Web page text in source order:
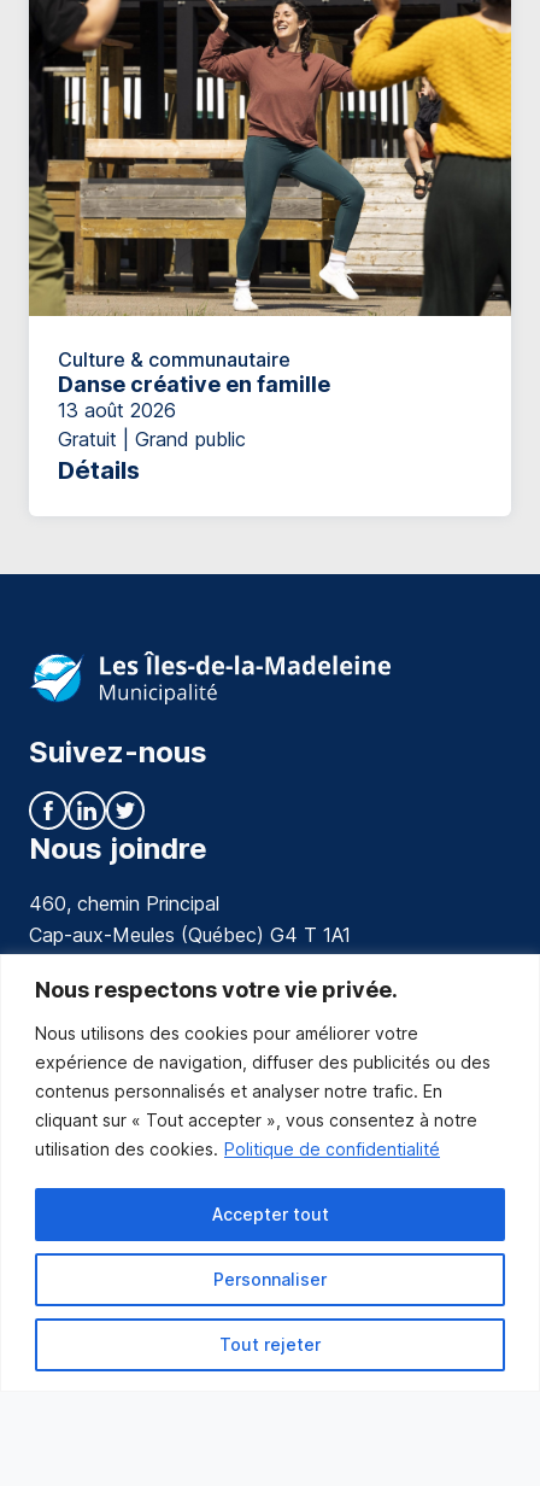
Nous respectons votre vie privée.
Nous utilisons des cookies pour améliorer votre
expérience de navigation, diffuser des publicités ou des
contenus personnalisés et analyser notre trafic. En
cliquant sur « Tout accepter », vous consentez à notre
utilisation des cookies. Politique de confidentialité
Personnaliser
Tout rejeter
Accepter tout
Culture & communautaire
Danse créative en famille
13 août 2026
Gratuit | Grand public
Détails
Suivez-nous
Nous joindre
460, chemin Principal
Cap-aux-Meules (Québec) G4 T 1A1
communications@muniles.ca
418 986-3100
Composez le 1 en tout temps pour toutes urgences.
Abonnez-vous
Abonnez-vous pour recevoir les nouvelles
de la Municipalité par courriel.